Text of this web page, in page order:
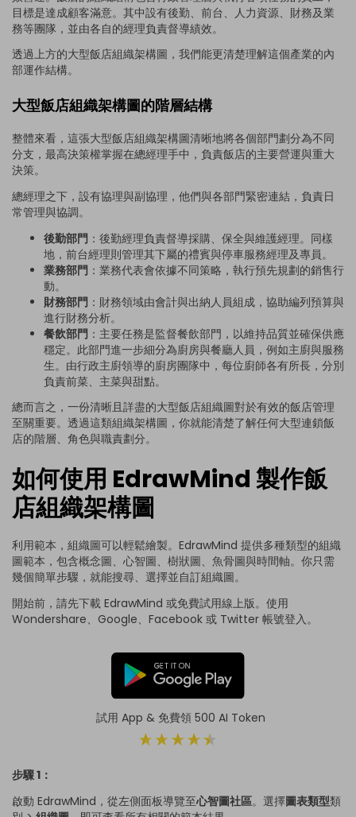
目標是達成顧客滿意。其中設有後勤、前台、人力資源、財務及業
務等團隊，並由各自的經理負責督導績效。
透過上方的大型飯店組織架構圖，我們能更清楚理解這個產業的內
部運作結構。
大型飯店組織架構圖的階層結構
整體來看，這張大型飯店組織架構圖清晰地將各個部門劃分為不同
分支，最高決策權掌握在總經理手中，負責飯店的主要營運與重大
決策。
總經理之下，設有協理與副協理，他們與各部門緊密連結，負責日
常管理與協調。
後勤部門 ：後勤經理負責督導採購、保全與維護經理。同樣
地，前台經理則管理其下屬的禮賓與停車服務經理及專員。
業務部門 ：業務代表會依據不同策略，執行預先規劃的銷售行
動。
財務部門 ：財務領域由會計與出納人員組成，協助編列預算與
進行財務分析。
餐飲部門 ：主要任務是監督餐飲部門，以維持品質並確保供應
穩定。此部門進一步細分為廚房與餐廳人員，例如主廚與服務
生。由行政主廚領導的廚房團隊中，每位廚師各有所長，分別
負責前菜、主菜與甜點。
總而言之，一份清晰且詳盡的大型飯店組織圖對於有效的飯店管理
至關重要。透過這類組織架構圖，你就能清楚了解任何大型連鎖飯
店的階層、角色與職責劃分。
如何使用 EdrawMind 製作飯
店組織架構圖
利用範本，組織圖可以輕鬆繪製。EdrawMind 提供多種類型的組織
圖範本，包含概念圖、心智圖、樹狀圖、魚骨圖與時間軸。你只需
幾個簡單步驟，就能搜尋、選擇並自訂組織圖。
開始前，請先下載 EdrawMind 或免費試用線上版。使用
Wondershare、Google、Facebook 或 Twitter 帳號登入。
試用 App & 免費領 500 AI Token
步驟 1：
啟動 EdrawMind，從左側面板導覽至心智圖社區。選擇圖表類型類